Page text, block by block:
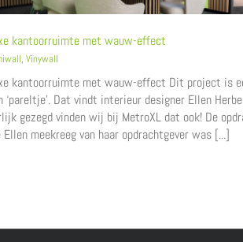
kantoorruimte met wauw-effect
, Vinywall
kantoorruimte met wauw-effect Dit project is
‘pareltje’. Dat vindt interieur designer Ellen
gezegd vinden wij bij MetroXL dat ook! De
Ellen meekreeg van haar opdrachtgever was [...]